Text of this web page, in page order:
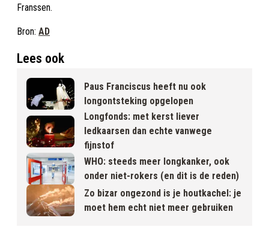
Franssen.
Bron: AD
Lees ook
Paus Franciscus heeft nu ook
longontsteking opgelopen
Longfonds: met kerst liever
ledkaarsen dan echte vanwege
fijnstof
WHO: steeds meer longkanker, ook
onder niet-rokers (en dit is de reden)
Zo bizar ongezond is je houtkachel: je
moet hem echt niet meer gebruiken